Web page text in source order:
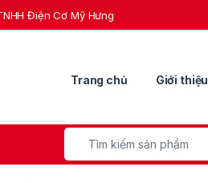
Điện Cơ Mỹ Hưng
Trang chủ Giới thiệu
Search for: